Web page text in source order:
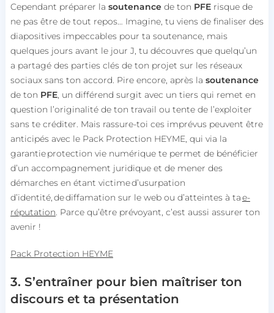
Cependant préparer la soutenancede ton PFErisque de
ne pas être de tout repos… Imagine, tu viens de finaliser des
diapositives impeccables pour ta soutenance, mais
quelques jours avant le jour J, tu découvres que quelqu’un
a partagé des parties clés de ton projet sur les réseaux
sociaux sans ton accord. Pire encore, après la soutenance
de ton PFE, un différend surgit avec un tiers qui remet en
question l’originalité de ton travail ou tente de l’exploiter
sans te créditer. Mais rassure-toi ces imprévus peuvent être
anticipés avec le Pack Protection HEYME, qui via la
garantie protection vie numérique te permet de bénéficier
d’un accompagnement juridique et de mener des
démarches en étant victime d’usurpation
d’identité, de diffamation sur le web ou d’atteintes à tae-
réputation . Parce qu’être prévoyant, c’est aussi assurer ton
avenir !
Pack Protection HEYME
3. S’entraîner pour bien maîtriser ton
discours et ta présentation